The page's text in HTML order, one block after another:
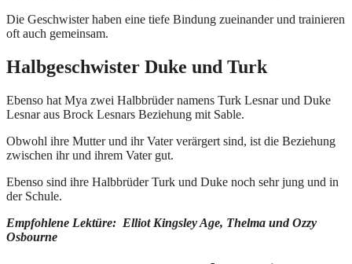
Die Geschwister haben eine tiefe Bindung zueinander und trainieren
oft auch gemeinsam.
Halbgeschwister Duke und Turk
Ebenso hat Mya zwei Halbbrüder namens Turk Lesnar und Duke
Lesnar aus Brock Lesnars Beziehung mit Sable.
Obwohl ihre Mutter und ihr Vater verärgert sind, ist die Beziehung
zwischen ihr und ihrem Vater gut.
Ebenso sind ihre Halbbrüder Turk und Duke noch sehr jung und in
der Schule.
Empfohlene Lektüre: Elliot Kingsley Age, Thelma und Ozzy
Osbourne